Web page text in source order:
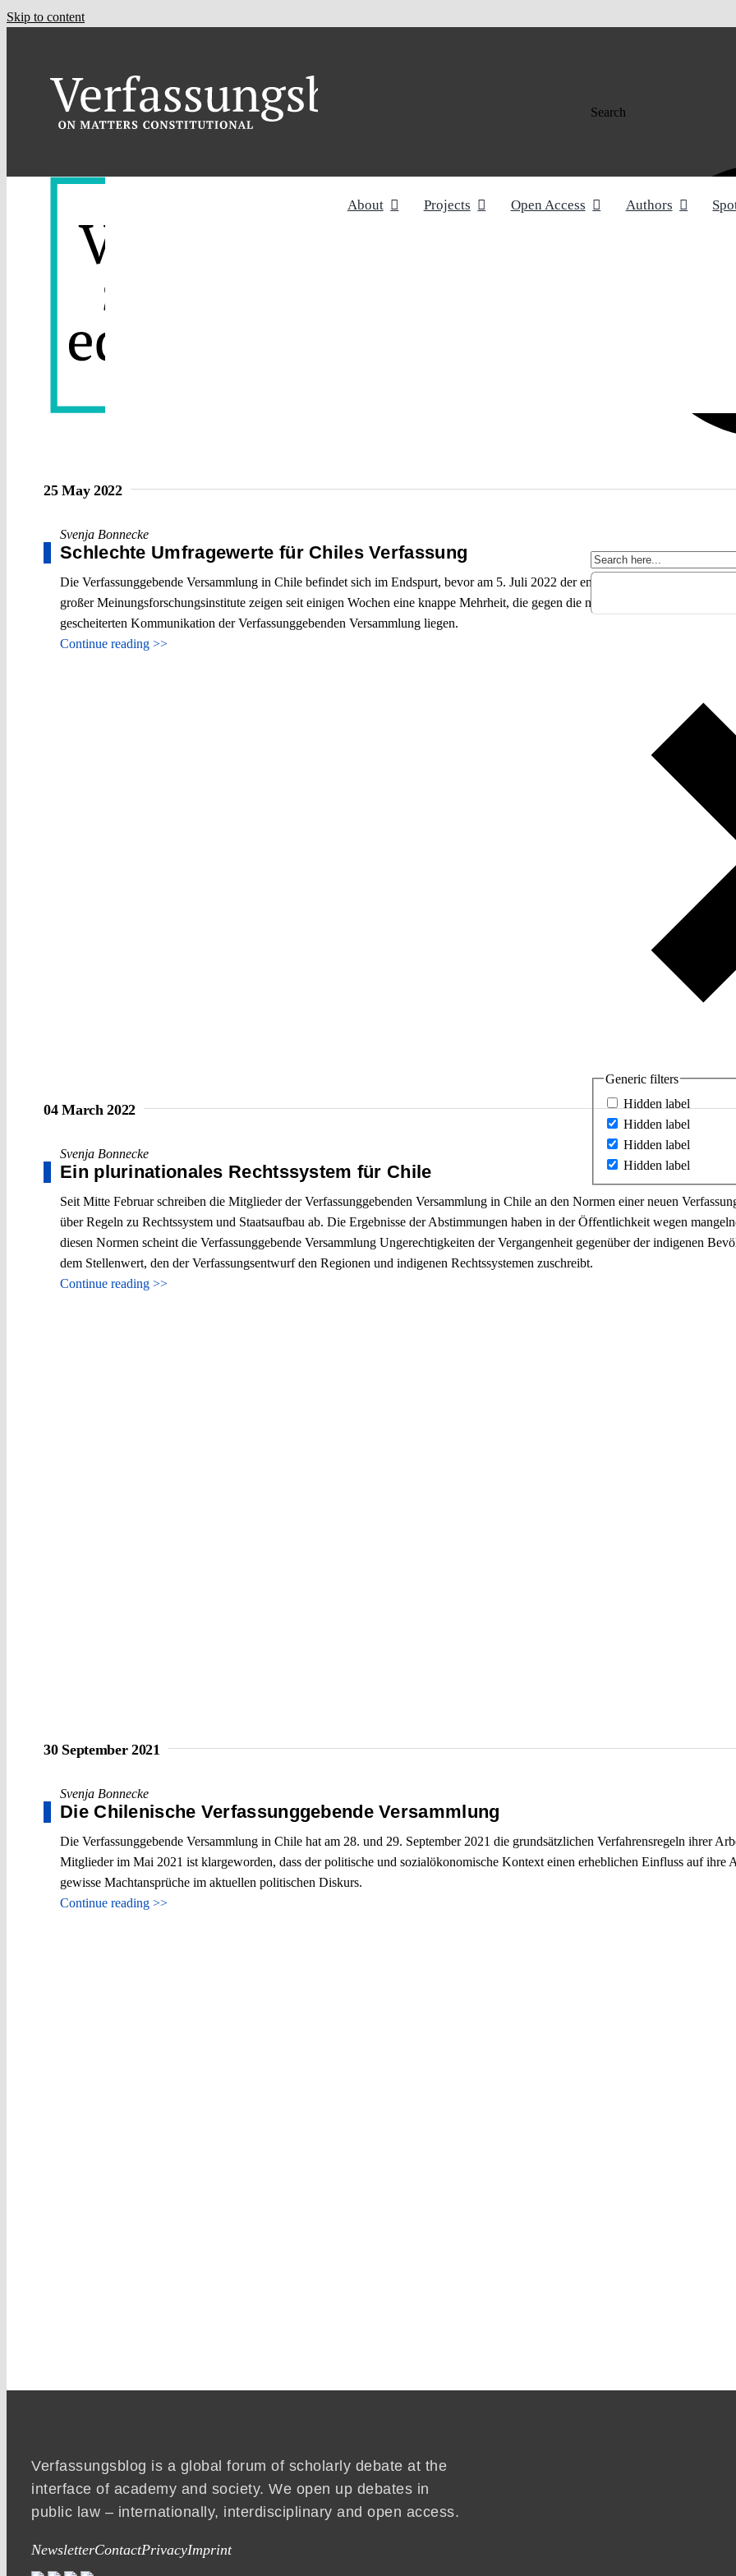
Skip to content
Search
Generic filters
Hidden label
Hidden label
Hidden label
Hidden label
About Projects Open Access Authors
25 May 2022
Svenja Bonnecke
Schlechte Umfragewerte für Chiles Verfassung
Die Verfassunggebende Versammlung in Chile befindet sich im Endspurt, bevor am 5. Juli 2022 der endgültige Vorschlag
großer Meinungsforschungsinstitute zeigen seit einigen Wochen eine knappe Mehrheit, die gegen die neue Verfassung stimmen
gescheiterten Kommunikation der Verfassunggebenden Versammlung liegen.
Continue reading >>
04 March 2022
Svenja Bonnecke
Ein plurinationales Rechtssystem für Chile
Seit Mitte Februar schreiben die Mitglieder der Verfassunggebenden Versammlung in Chile an den Normen einer neuen
über Regeln zu Rechtssystem und Staatsaufbau ab. Die Ergebnisse der Abstimmungen haben in der Öffentlichkeit wegen
diesen Normen scheint die Verfassunggebende Versammlung Ungerechtigkeiten der Vergangenheit gegenüber der indigenen
dem Stellenwert, den der Verfassungsentwurf den Regionen und indigenen Rechtssystemen zuschreibt.
Continue reading >>
30 September 2021
Svenja Bonnecke
Die Chilenische Verfassunggebende Versammlung
Die Verfassunggebende Versammlung in Chile hat am 28. und 29. September 2021 die grundsätzlichen Verfahrensregeln ihrer
Mitglieder im Mai 2021 ist klargeworden, dass der politische und sozialökonomische Kontext einen erheblichen Einfluss auf ihre
gewisse Machtansprüche im aktuellen politischen Diskurs.
Continue reading >>
Verfassungsblog is a global forum of scholarly debate at the
interface of academy and society. We open up debates in
public law – internationally, interdisciplinary and open access.
NewsletterContactPrivacyImprint